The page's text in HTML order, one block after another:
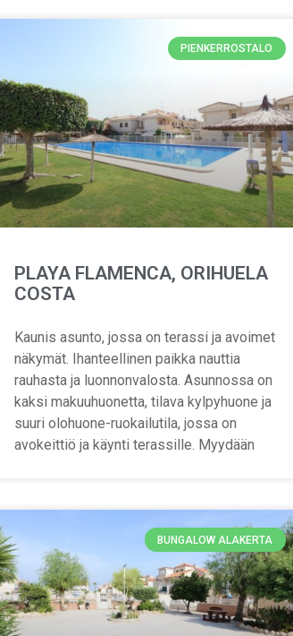
PIENKERROSTALO
PLAYA FLAMENCA, ORIHUELA
COSTA
Kaunis asunto, jossa on terassi ja avoimet
näkymät. Ihanteellinen paikka nauttia
rauhasta ja luonnonvalosta. Asunnossa on
kaksi makuuhuonetta, tilava kylpyhuone ja
suuri olohuone-ruokailutila, jossa on
avokeittiö ja käynti terassille. Myydään
BUNGALOW ALAKERTA